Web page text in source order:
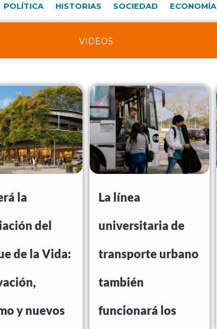
POLÍTICA HISTORIAS SOCIEDAD ECONOMÍA
VIDEOS
la
del
de la Vida:
y nuevos
La línea
universitaria de
transporte urbano
también
funcionará los